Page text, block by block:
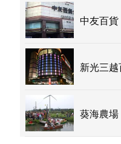
中友百貨
新光三
葵海農場